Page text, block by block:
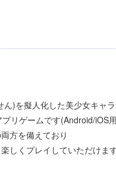
ん)を擬人化した美少女キャ
リゲームです(Android/iOS
方を備えており
しくプレイしていただけま